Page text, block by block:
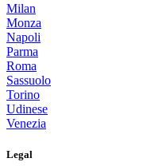
Milan
Monza
Napoli
Parma
Roma
Sassuolo
Torino
Udinese
Venezia
Legal